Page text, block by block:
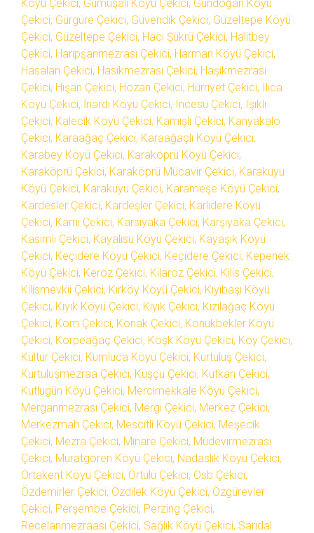
Köyü Çekici, Gümüşali Köyü Çekici, Gündoğan Köyü
Çekici, Gürgüre Çekici, Güvendik Çekici, Güzeltepe Köyü
Çekici, Güzeltepe Çekici, Hacı Şükrü Çekici, Halitbey
Çekici, Harıpşanmezrası Çekici, Harman Köyü Çekici,
Hasalan Çekici, Hasikmezrası Çekici, Haşikmezrası
Çekici, Hişan Çekici, Hozan Çekici, Hürriyet Çekici, Ilıca
Köyü Çekici, İnardı Köyü Çekici, Incesu Çekici, Işıklı
Çekici, Kalecik Köyü Çekici, Kamışlı Çekici, Kanyakalo
Çekici, Karaağaç Çekici, Karaağaçlı Köyü Çekici,
Karabey Köyü Çekici, Karaköprü Köyü Çekici,
Karaköprü Çekici, Karaköprü Mücavir Çekici, Karakuyu
Köyü Çekici, Karakuyu Çekici, Karameşe Köyü Çekici,
Kardesler Çekici, Kardeşler Çekici, Karlıdere Köyü
Çekici, Karnı Çekici, Karsıyaka Çekici, Karşıyaka Çekici,
Kasımlı Çekici, Kayalısu Köyü Çekici, Kayaşık Köyü
Çekici, Keçidere Köyü Çekici, Keçidere Çekici, Kepenek
Köyü Çekici, Keroz Çekici, Kilaroz Çekici, Kilis Çekici,
Kilismevkii Çekici, Kırköy Köyü Çekici, Kıyıbaşı Köyü
Çekici, Kıyık Köyü Çekici, Kıyık Çekici, Kızılağaç Köyü
Çekici, Kom Çekici, Konak Çekici, Konukbekler Köyü
Çekici, Körpeağaç Çekici, Köşk Köyü Çekici, Köy Çekici,
Kültür Çekici, Kumluca Köyü Çekici, Kurtuluş Çekici,
Kurtuluşmezraa Çekici, Kuşçu Çekici, Kutkan Çekici,
Kutlugün Köyü Çekici, Mercimekkale Köyü Çekici,
Merganmezrası Çekici, Mergi Çekici, Merkez Çekici,
Merkezmah Çekici, Mescitli Köyü Çekici, Meşecik
Çekici, Mezra Çekici, Minare Çekici, Mudevirmezrası
Çekici, Muratgören Köyü Çekici, Nadaslık Köyü Çekici,
Ortakent Köyü Çekici, Örtülü Çekici, Osb Çekici,
Özdemirler Çekici, Özdilek Köyü Çekici, Özgürevler
Çekici, Perşembe Çekici, Perzing Çekici,
Recelanmezraası Çekici, Sağlık Köyü Çekici, Sarıdal